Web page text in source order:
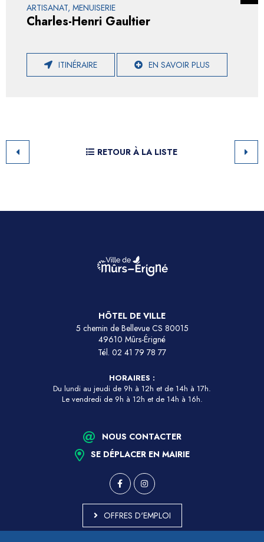
ARTISANAT, MENUISERIE
Charles-Henri Gaultier
ITINÉRAIRE EN SAVOIR PLUS
RETOUR À LA LISTE
HÔTEL DE VILLE
5 chemin de Bellevue CS 80015
49610 Mûrs-Érigné
Tél. 02 41 79 78 77
HORAIRES :
Du lundi au jeudi de 9h à 12h et de 14h à 17h.
Le vendredi de 9h à 12h et de 14h à 16h.
NOUS CONTACTER
SE DÉPLACER EN MAIRIE
OFFRES D'EMPLOI